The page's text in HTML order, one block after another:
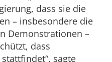
dass sie die
– insbesondere die
Demonstrationen –
dass
sagte